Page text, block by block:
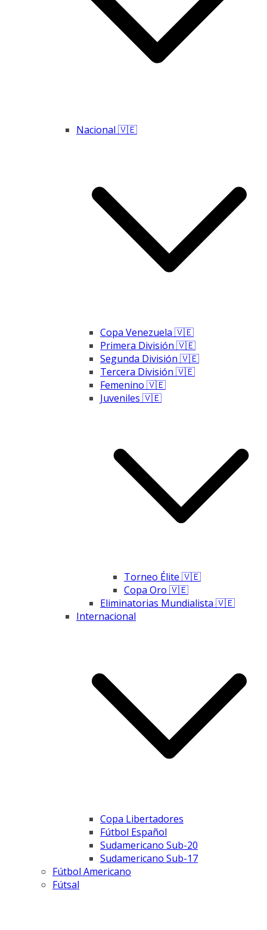
Nacional 🇻🇪
Copa Venezuela 🇻🇪
Primera División 🇻🇪
Segunda División 🇻🇪
Tercera División 🇻🇪
Femenino 🇻🇪
Juveniles 🇻🇪
Torneo Élite 🇻🇪
Copa Oro 🇻🇪
Eliminatorias Mundialista 🇻🇪
Internacional
Copa Libertadores
Fútbol Español
Sudamericano Sub-20
Sudamericano Sub-17
Fútbol Americano
Fútsal